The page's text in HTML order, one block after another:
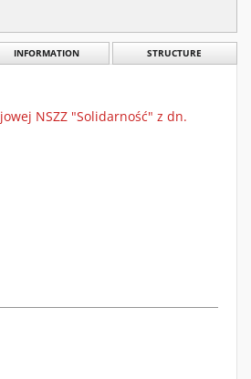
INFORMATION STRUCTURE
NSZZ "Solidarność" z dn.